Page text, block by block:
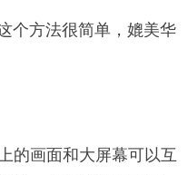
的画面和大屏幕可以互